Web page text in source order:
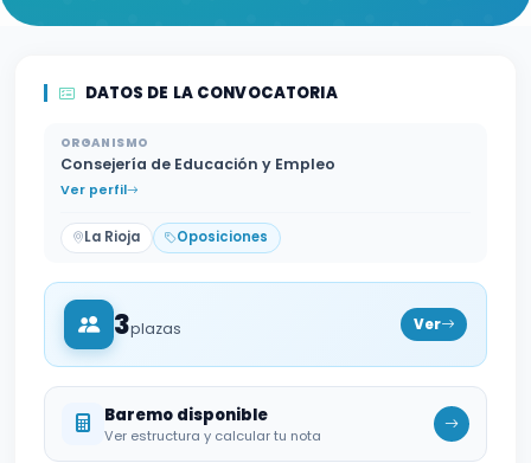
DATOS DE LA CONVOCATORIA
ORGANISMO
Consejería de Educación y Empleo
Ver perfil
La Rioja Oposiciones
3plazas Ver
Baremo disponible
Ver estructura y calcular tu nota